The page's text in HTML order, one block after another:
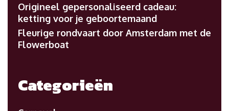
Origineel gepersonaliseerd cadeau:
ketting voor je geboortemaand
Fleurige rondvaart door Amsterdam met de
Flowerboat
Categorieën